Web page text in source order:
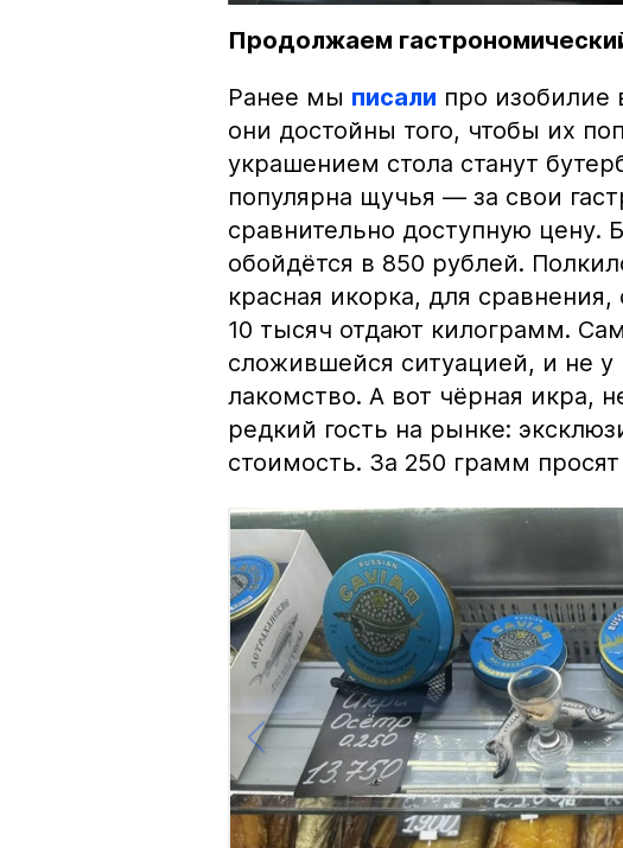
Продолжаем
Ранее мы писали про изобилие
они достойны того, чтобы их
украшением стола станут
популярна щучья — за свои
сравнительно доступную цену.
обойдётся в 850 рублей.
красная икорка, для
10 тысяч отдают килограмм.
сложившейся ситуацией, и не у
лакомство. А вот чёрная икра,
редкий гость на рынке:
стоимость. За 250 грамм